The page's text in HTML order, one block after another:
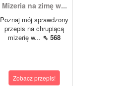
Mizeria na zimę w...
Poznaj mój sprawdzony
przepis na chrupiącą
mizerię w... ⇖ 568
Zobacz przepis!